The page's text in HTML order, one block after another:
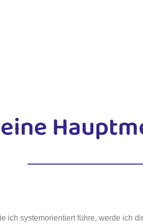
ich systemorientiert führe, werde ich